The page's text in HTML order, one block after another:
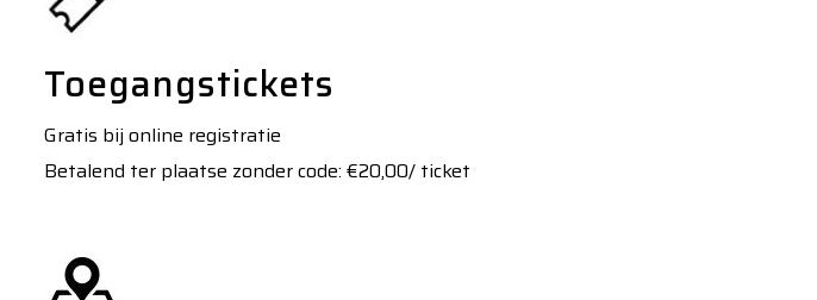
Toegangstickets
Gratis bij online registratie
Betalend ter plaatse zonder code: €20,00/ ticket